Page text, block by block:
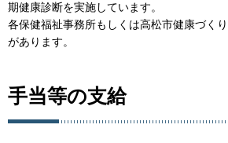
期健康診断を実施しています。
各保健福祉事務所もしくは高松市健康づく
があります。
手当等の支給